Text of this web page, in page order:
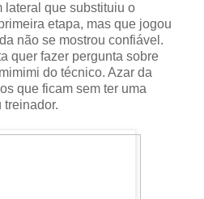
lateral que substituiu o
etapa, mas que jogou
não se mostrou confiável.
quer fazer pergunta sobre
do técnico. Azar da
que ficam sem ter uma
treinador.